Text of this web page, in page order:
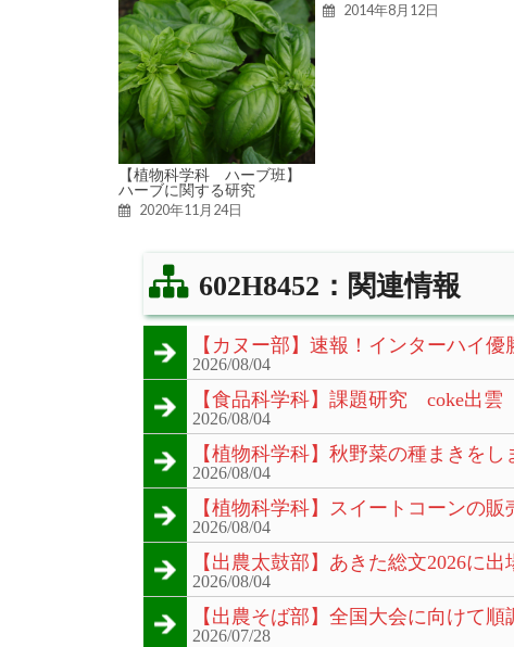
【植物科学科 ハーブ班】
ハーブに関する研究
2020年11月24日
2014年8月12日
602H8452：関連情報
【カヌー部】速報！インターハイ優
2026/08/04
【食品科学科】課題研究 coke出雲
2026/08/04
【植物科学科】秋野菜の種まきをし
2026/08/04
【植物科学科】スイートコーンの販
2026/08/04
【出農太鼓部】あきた総文2026に出
2026/08/04
【出農そば部】全国大会に向けて順
2026/07/28